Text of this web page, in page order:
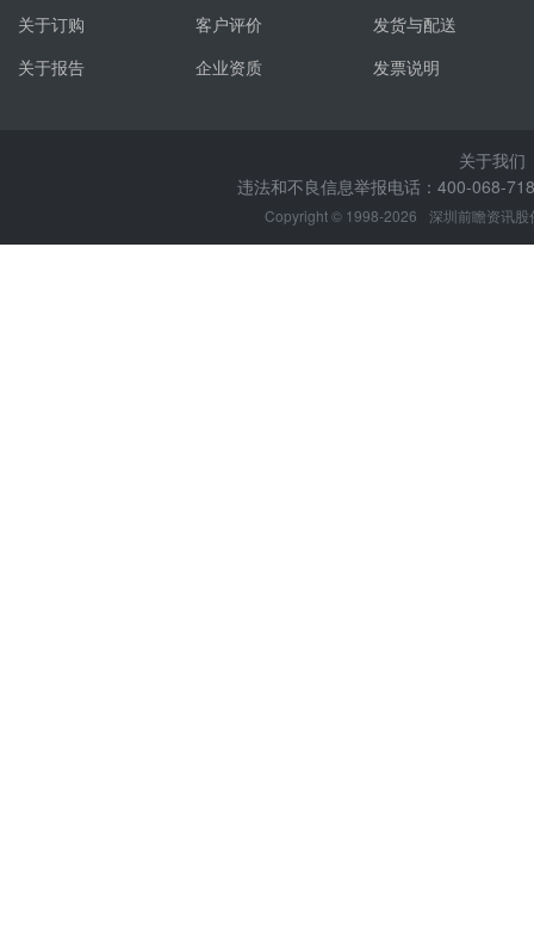
关于订购
关于报告
客户评价
企业资质
发货与配送
发票说明
关于我们
违法和不良信息举报电话：400-068-
Copyright © 1998-2026 深圳前瞻资讯股